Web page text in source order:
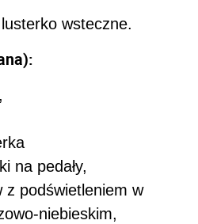
wsteczne.
na pedały,
z podświetleniem w
niebieskim,